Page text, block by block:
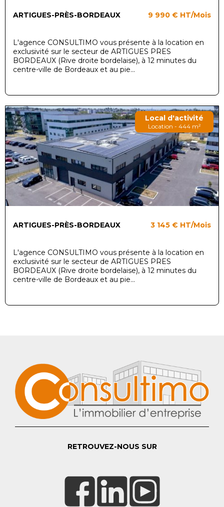
ARTIGUES-PRÈS-BORDEAUX 9 990 € HT/Mois
L'agence CONSULTIMO vous présente à la location en
exclusivité sur le secteur de ARTIGUES PRES
BORDEAUX (Rive droite bordelaise), à 12 minutes du
centre-ville de Bordeaux et au pie...
Local d'activité
Location - 444 m²
ARTIGUES-PRÈS-BORDEAUX 3 145 € HT/Mois
L'agence CONSULTIMO vous présente à la location en
exclusivité sur le secteur de ARTIGUES PRES
BORDEAUX (Rive droite bordelaise), à 12 minutes du
centre-ville de Bordeaux et au pie...
RETROUVEZ-NOUS SUR